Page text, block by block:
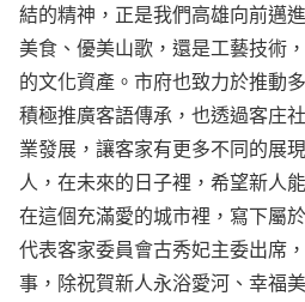
結的精神，正是我們高雄向前邁
美食、優美山歌，還是工藝技術
的文化資產。市府也致力於推動
積極推廣客語傳承，也透過客庄
業發展，讓客家有更多不同的展
人，在未來的日子裡，希望新人
在這個充滿愛的城市裡，寫下屬
代表客家委員會古秀妃主委出席
事，除祝賀新人永浴愛河、幸福